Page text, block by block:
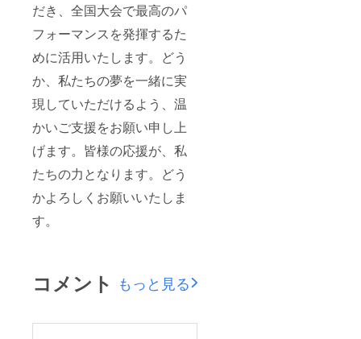
だき、全国大会で最高のパ
フォーマンスを発揮するた
めに活用いたします。どう
か、私たちの夢を一緒に実
現していただけるよう、温
かいご支援をお願い申し上
げます。皆様の応援が、私
たちの力となります。どう
かよろしくお願いいたしま
す。
コメント もっと見る